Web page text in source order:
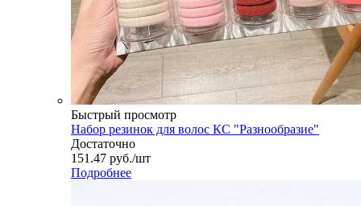
Быстрый просмотр
Набор резинок для волос КС "Разнообразие"
Достаточно
151.47 руб./шт
Подробнее